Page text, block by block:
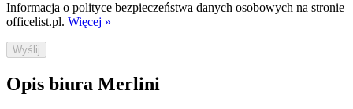
Informacja o polityce bezpieczeństwa danych osobowych na stronie
officelist.pl. Więcej »
Wyślij
Opis biura Merlini